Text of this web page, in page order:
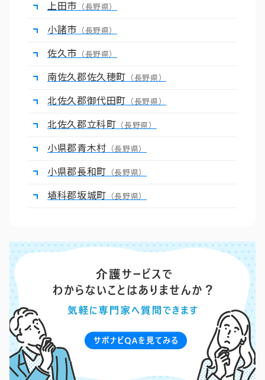
上田市 （長野県）
小諸市 （長野県）
佐久市 （長野県）
南佐久郡佐久穂町 （長野県）
北佐久郡御代田町 （長野県）
北佐久郡立科町 （長野県）
小県郡青木村 （長野県）
小県郡長和町 （長野県）
埴科郡坂城町 （長野県）